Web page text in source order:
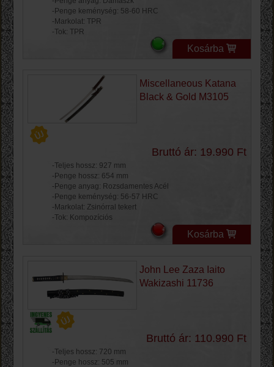
-Penge keménység: 58-60 HRC
-Markolat: TPR
-Tok: TPR
Kosárba
Miscellaneous Katana
Black & Gold M3105
Bruttó ár: 19.990 Ft
-Teljes hossz: 927 mm
-Penge hossz: 654 mm
-Penge anyag: Rozsdamentes Acél
-Penge keménység: 56-57 HRC
-Markolat: Zsinórral tekert
-Tok: Kompozíciós
Kosárba
John Lee Zaza Iaito
Wakizashi 11736
Bruttó ár: 110.990 Ft
-Teljes hossz: 720 mm
-Penge hossz: 505 mm